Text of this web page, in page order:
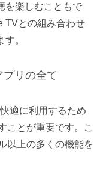
を楽しむこともで
TVとの組み合わせ
。
リの全て
適に利用するため
ことが重要です。こ
以上の多くの機能を